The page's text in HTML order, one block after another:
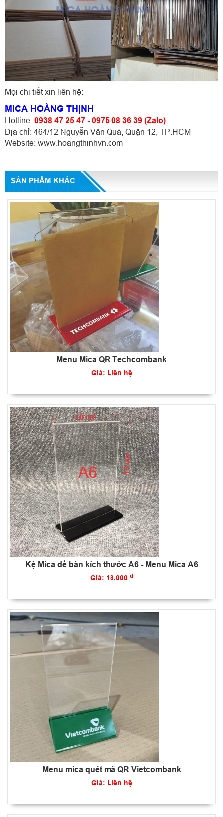
Mọi chi tiết xin liên hệ:
MICA HOÀNG THỊNH
Hotline: 0938 47 25 47 - 0975 08 36 39 (Zalo)
Địa chỉ: 464/12 Nguyễn Văn Quá, Quận 12, TP.HCM
Website: www.hoangthinhvn.com
SẢN PHẨM KHÁC
Menu Mica QR Techcombank
Giá: Liên hệ
Kệ Mica để bàn kích thước A6 - Menu Mica A6
Giá: 18.000 đ
Menu mica quét mã QR Vietcombank
Giá: Liên hệ